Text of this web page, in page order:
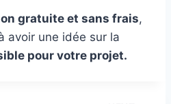
gratuite et sans frais,
avoir une idée sur la
pour votre projet.